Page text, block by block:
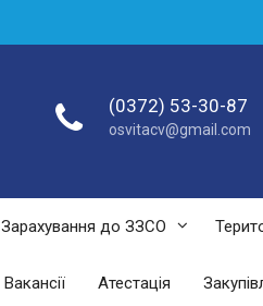
(0372) 53-30-87
osvitacv@gmail.com
Зарахування до ЗЗСО
Вакансії Атестація